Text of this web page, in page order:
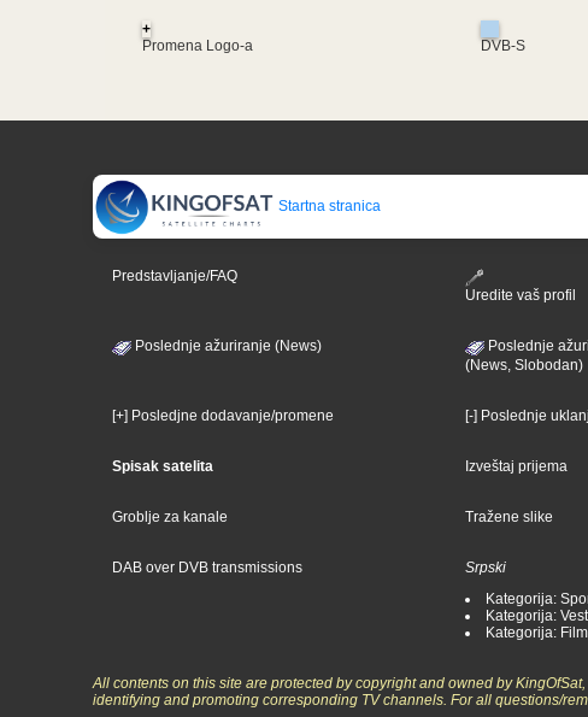
+
Promena Logo-a
DVB-S
Startna stranica
Predstavljanje/FAQ
Uredite vaš profil
Poslednje ažuriranje (News)
Poslednje
(News, Slobodan)
[+] Posledjne dodavanje/promene [-] Poslednje
Spisak satelita Izveštaj prijema
Groblje za kanale Tražene slike
DAB over DVB transmissions
Srpski
Kategorija:
Kategorija:
Kategorija:
All contents on this site are protected by copyright and owned by
identifying and promoting corresponding TV channels. For all questions/